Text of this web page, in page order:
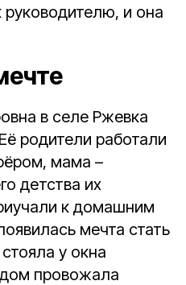
руководителю, и она
в селе Ржевка
родители работали
мама –
детства их
к домашним
мечта стать
у окна
провожала